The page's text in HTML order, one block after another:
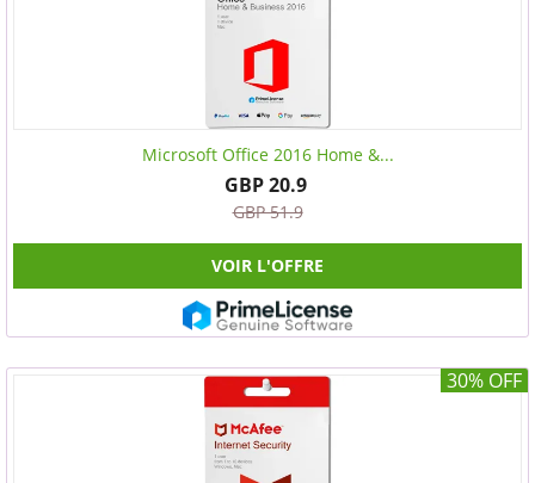
Microsoft Office 2016 Home &...
GBP 20.9
GBP 51.9
VOIR L'OFFRE
30% OFF